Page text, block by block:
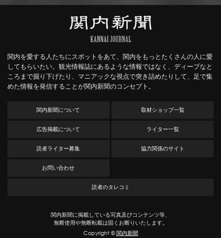
関内を愛する人たちにスポットをあて、関内をもっとたくさんの人に愛
してもらいたい。観光情報誌にあるような情報ではなく、ディープなと
ころまで掘り下げたり、マニアックな視点で突き詰めたりして、足で集
めた情報を発信することが関内新聞のコンセプト。
関内新聞について 取材ショップ一覧
広告掲載について ライター一覧
読者ライター募集 協力関係のサイト
お問い合わせ
読者のタレコミ
関内新聞に掲載している写真及びコンテンツ等、
無断使用や無断転載は固くお断りいたします。
Copyright ©関内新聞